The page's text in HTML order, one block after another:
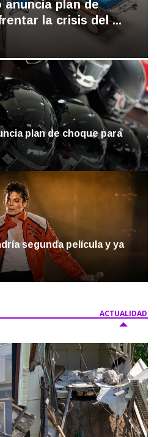
anuncia plan de
la crisis del ...
plan de choque para
segunda película y ya
ACTUALIDAD